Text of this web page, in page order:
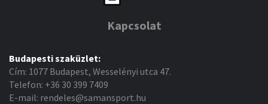
Kapcsolat
Budapesti szaküzlet:
Cím: 1077 Budapest, Wesselényi utca 47.
Telefon: +36 30 399 7409
E-mail: rendeles@samansport.hu